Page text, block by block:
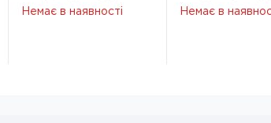
Любов І Трохи Солі С
Немає в наявності
Любов І Трохи
Немає в